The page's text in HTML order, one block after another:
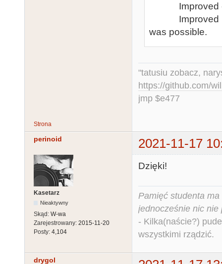
Improved
Improved
was possible.
"tatusiu zobacz,
https://github.com/
jmp $e477
Strona
perinoid 2021-11-17
Kasetarz
Nieaktywny
Skąd: W-wa
Zarejestrowany: 2015-11-20
Posty: 4,104
Dzięki!
Pamięć studenta
jednocześnie nic nie
- Kilka(naście?)
wszystkimi rządzić.
drygol